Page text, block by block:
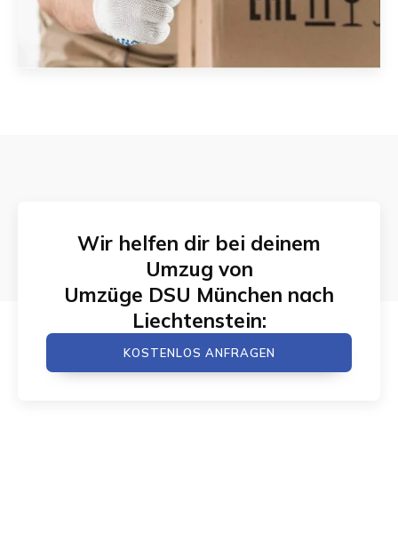
Wir helfen dir bei deinem
Umzug von
Umzüge DSU München nach
Liechtenstein:
KOSTENLOS ANFRAGEN